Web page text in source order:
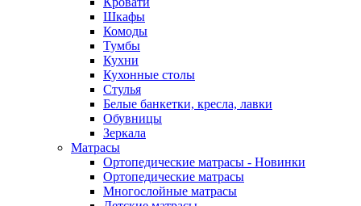
Шкафы
Комоды
Тумбы
Кухни
Кухонные столы
Стулья
Белые банкетки, кресла, лавки
Обувницы
Зеркала
Матрасы
Ортопедические матрасы - Новинки
Ортопедические матрасы
Многослойные матрасы